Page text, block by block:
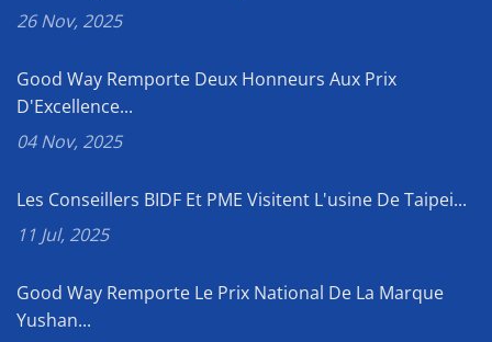
26 Nov, 2025
Good Way Remporte Deux Honneurs Aux Prix
D'Excellence...
04 Nov, 2025
Les Conseillers BIDF Et PME Visitent L'usine De Taipei...
11 Jul, 2025
Good Way Remporte Le Prix National De La Marque
Yushan...